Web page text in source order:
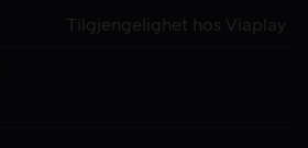
Tilgjengelighet hos Viaplay